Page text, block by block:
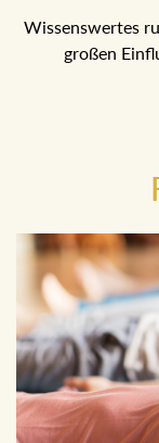
Wissenswertes
großen